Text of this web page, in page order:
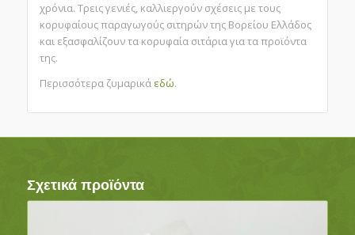
χρόνια. Τρεις γενιές, καλλιεργούν σχέσεις με τους
κορυφαίους παραγωγούς σιτηρών της Βορείου Ελλάδος
και εξασφαλίζουν τα κορυφαία σιτάρια για τα προϊόντα
της.
Περισσότερα ζυμαρικά εδώ.
Σχετικά προϊόντα